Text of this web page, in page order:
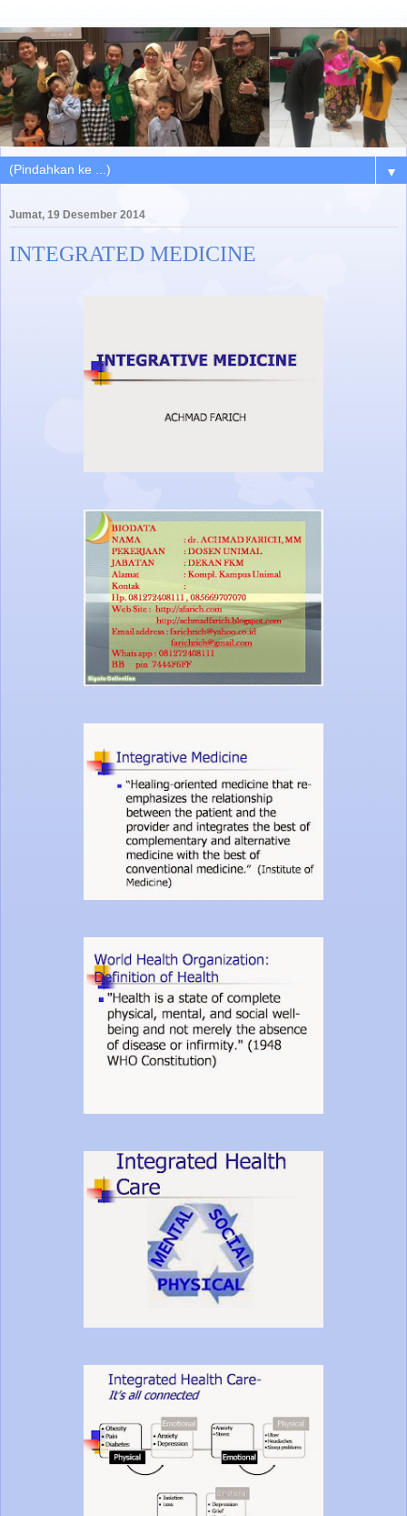
▼
Jumat, 19 Desember 2014
INTEGRATED MEDICINE